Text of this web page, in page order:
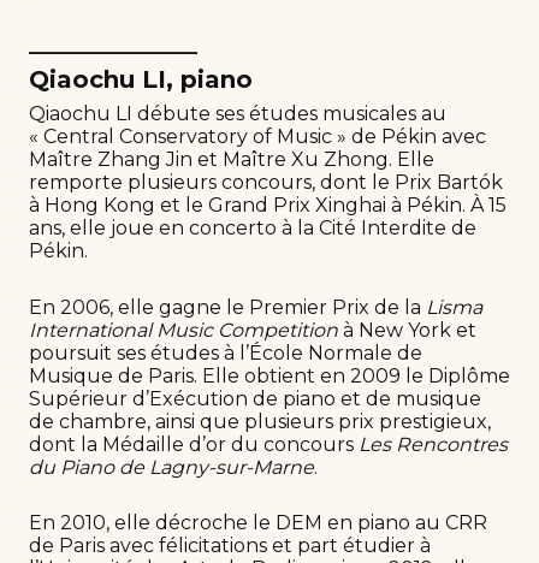
Qiaochu LI, piano
Qiaochu LI débute ses études musicales au
« Central Conservatory of Music » de Pékin avec
Maître Zhang Jin et Maître Xu Zhong. Elle
remporte plusieurs concours, dont le Prix Bartók
à Hong Kong et le Grand Prix Xinghai à Pékin. À 15
ans, elle joue en concerto à la Cité Interdite de
Pékin.
En 2006, elle gagne le Premier Prix de la Lisma
International Music Competition à New York et
poursuit ses études à l’École Normale de
Musique de Paris. Elle obtient en 2009 le Diplôme
Supérieur d’Exécution de piano et de musique
de chambre, ainsi que plusieurs prix prestigieux,
dont la Médaille d’or du concours Les Rencontres
du Piano de Lagny-sur-Marne.
En 2010, elle décroche le DEM en piano au CRR
de Paris avec félicitations et part étudier à